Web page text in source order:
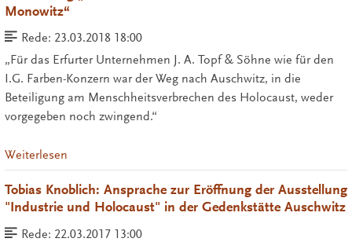
Monowitz“
Rede: 23.03.2018 18:00
„Für das Erfurter Unternehmen J. A. Topf & Söhne wie für den
I.G. Farben-Konzern war der Weg nach Auschwitz, in die
Beteiligung am Menschheitsverbrechen des Holocaust, weder
vorgegeben noch zwingend.“
Weiterlesen
Tobias Knoblich: Ansprache zur Eröffnung der Ausstellung
"Industrie und Holocaust" in der Gedenkstätte Auschwitz
Rede: 22.03.2017 13:00